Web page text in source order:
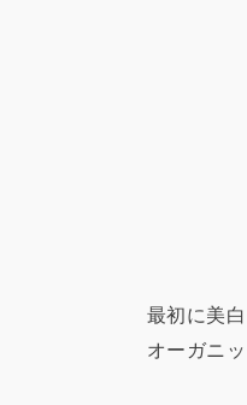
最初に美
オーガニ